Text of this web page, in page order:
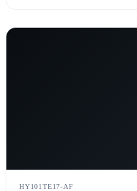
HY101TE17-AF